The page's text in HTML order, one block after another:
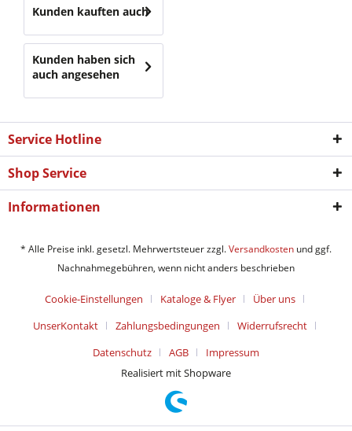
Kunden kauften auch
Kunden haben sich
auch angesehen
Service Hotline
Shop Service
Informationen
* Alle Preise inkl. gesetzl. Mehrwertsteuer zzgl.Versandkosten und ggf.
Nachnahmegebühren, wenn nicht anders beschrieben
Cookie-Einstellungen Kataloge & Flyer
Über uns
UnserKontakt
Zahlungsbedingungen
Widerrufsrecht
Datenschutz
AGB
Impressum
Realisiert mit Shopware